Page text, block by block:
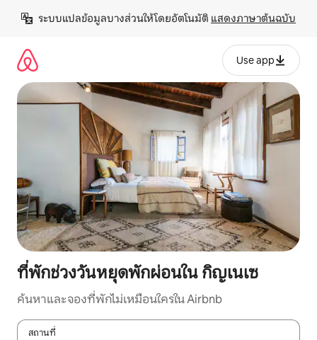
เนื้อหา
ระบบแปลข้อมูลบางส่วนให้โดยอัตโนมัติ แสดงภาษาต้นฉบับ
Use app
ที่พักช่วงวันหยุดพักผ่อนใน กิญเนเซ
ค้นหาและจองที่พักไม่เหมือนใครใน Airbnb
สถานที่